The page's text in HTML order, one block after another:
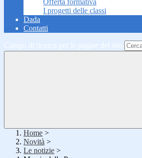
Offerta formativa
I progetti delle classi
Dada
Contatti
Campo di ricerca per le pagine del sito
Home >
Novità >
Le notizie >